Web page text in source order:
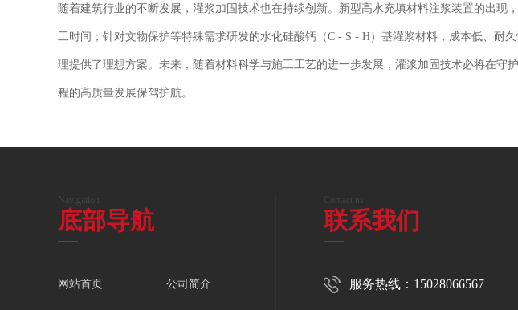
随着建筑行业的不断发展，灌浆加固技术也在持续创新。新型高水充填材料注浆装置的出现
工时间；针对文物保护等特殊需求研发的水化硅酸钙（C - S - H）基灌浆材料，成本低、耐
理提供了理想方案。未来，随着材料科学与施工工艺的进一步发展，灌浆加固技术必将在守
程的高质量发展保驾护航。
底部导航
网站首页 公司简介
联系我们
服务热线：15028066567